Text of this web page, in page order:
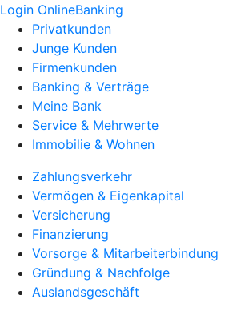
Login OnlineBanking
Privatkunden
Junge Kunden
Firmenkunden
Banking & Verträge
Meine Bank
Service & Mehrwerte
Immobilie & Wohnen
Zahlungsverkehr
Vermögen & Eigenkapital
Versicherung
Finanzierung
Vorsorge & Mitarbeiterbindung
Gründung & Nachfolge
Auslandsgeschäft